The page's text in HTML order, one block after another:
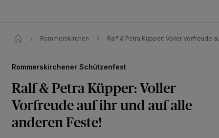
Rommerskirchen Ralf & Petra Küpper: Voller Vorfreude
Rommerskirchener Schützenfest
Ralf & Petra Küpper: Voller
Vorfreude auf ihr und auf alle
anderen Feste!